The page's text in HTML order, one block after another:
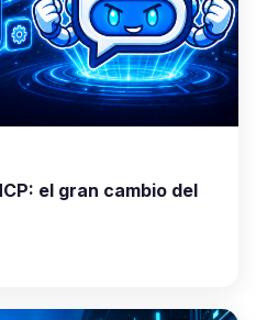
el gran cambio del